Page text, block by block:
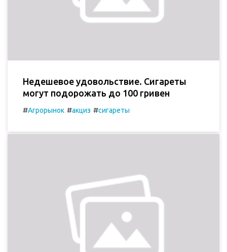
Недешевое удовольствие. Сигареты
могут подорожать до 100 гривен
#Агрорынок #акциз #сигареты